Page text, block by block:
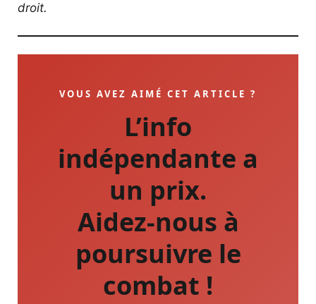
droit.
VOUS AVEZ AIMÉ CET ARTICLE ?
L’info
indépendante a
un prix.
Aidez-nous à
poursuivre le
combat !